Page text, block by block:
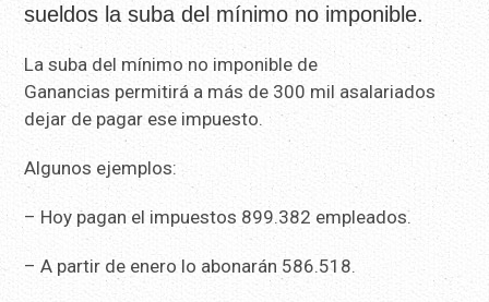
sueldos la suba del mínimo no imponible.
La suba del mínimo no imponible de
Ganancias permitirá a más de 300 mil asalariados
dejar de pagar ese impuesto.
Algunos ejemplos:
– Hoy pagan el impuestos 899.382 empleados.
– A partir de enero lo abonarán 586.518.